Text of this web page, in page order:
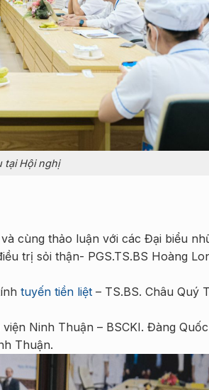
tại Hội nghị
cùng thảo luận với các Đại biểu
trị sỏi thận- PGS.TS.BS Hoàng
tuyến tiền liệt – TS.BS. Châu Quý
Ninh Thuận – BSCKI. Đàng
Thuận.